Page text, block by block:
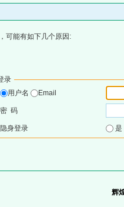
可能有如下几个原因:
录
用户名
Email
密 码
隐身登录
辉